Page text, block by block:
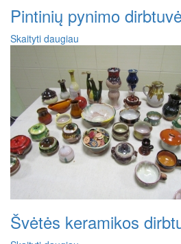
Pintinių pynimo
Skaityti daugiau
Švėtės keramikos